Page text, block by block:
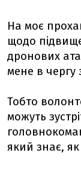
На моє
щодо
дронових
мене в чергу
Тобто
можуть
який знає,